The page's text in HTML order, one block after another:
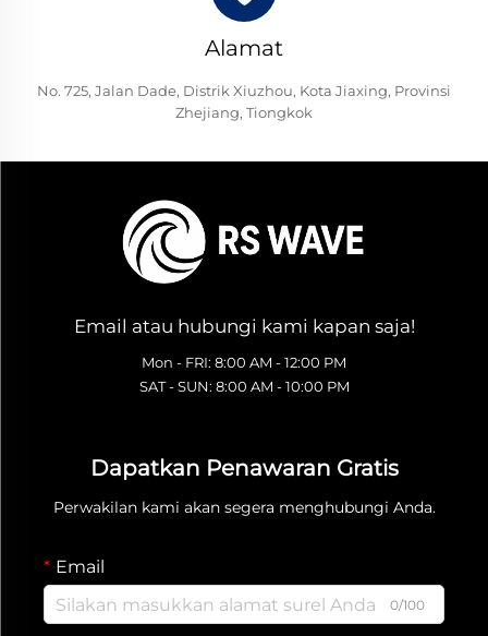
Alamat
No. 725, Jalan Dade, Distrik Xiuzhou, Kota Jiaxing, Provinsi
Zhejiang, Tiongkok
Email atau hubungi kami kapan saja!
Mon - FRI: 8:00 AM - 12:00 PM
SAT - SUN: 8:00 AM - 10:00 PM
Dapatkan Penawaran Gratis
Perwakilan kami akan segera menghubungi Anda.
Email
0/100